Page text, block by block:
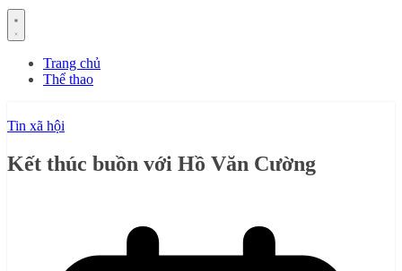
Trang chủ
Thể thao
Tin xã hội
Kết thúc buồn với Hồ Văn Cường